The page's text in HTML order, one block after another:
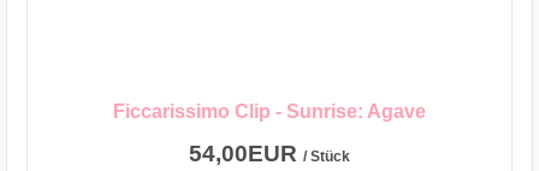
Ficcarissimo Clip - Sunrise: Agave
54,00EUR / Stück